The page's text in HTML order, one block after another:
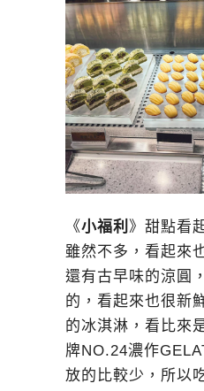
《小福利 》甜點看
雖然不多，看起來
還有古早味的涼圓
的，看起來也很新
的冰淇淋，看比來
牌NO.24濃作
放的比較少，所以